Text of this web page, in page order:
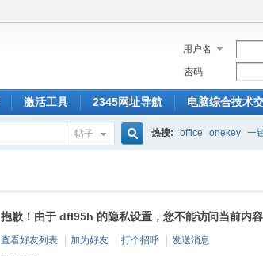
用户名
密码
激活工具 2345网址导航 电脑综合技术
帖子
索
热搜: office onekey 一
抱歉！由于 dfl95h 的隐私设置，您不能访问当前内容
查看好友列表 加为好友 打个招呼
发送消息